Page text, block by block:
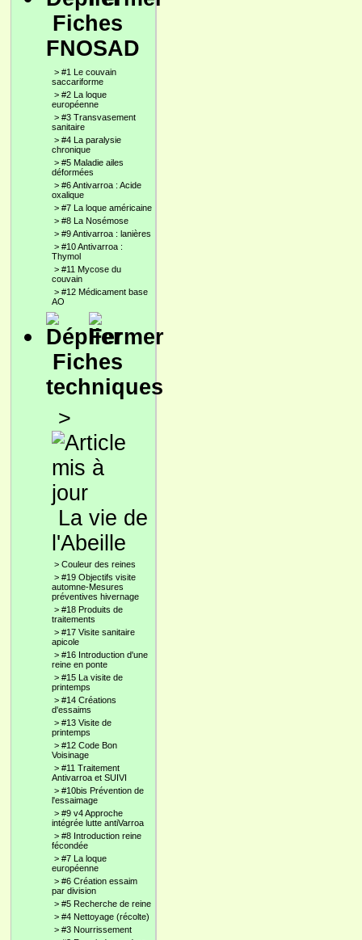
Fiches
FNOSAD
> #1 Le couvain
saccariforme
> #2 La loque
européenne
> #3 Transvasement
sanitaire
> #4 La paralysie
chronique
> #5 Maladie ailes
déformées
> #6 Antivarroa : Acide
oxalique
> #7 La loque américaine
> #8 La Nosémose
> #9 Antivarroa : lanières
> #10 Antivarroa :
Thymol
> #11 Mycose du
couvain
> #12 Médicament base
AO
Fiches
techniques
>
La vie de
l'Abeille
> Couleur des reines
> #19 Objectifs visite
automne-Mesures
préventives hivernage
> #18 Produits de
traitements
> #17 Visite sanitaire
apicole
> #16 Introduction d'une
reine en ponte
> #15 La visite de
printemps
> #14 Créations
d'essaims
> #13 Visite de
printemps
> #12 Code Bon
Voisinage
> #11 Traitement
Antivarroa et SUIVI
> #10bis Prévention de
l'essaimage
> #9 v4 Approche
intégrée lutte antiVarroa
> #8 Introduction reine
fécondée
> #7 La loque
européenne
> #6 Création essaim
par division
> #5 Recherche de reine
> #4 Nettoyage (récolte)
> #3 Nourrissement